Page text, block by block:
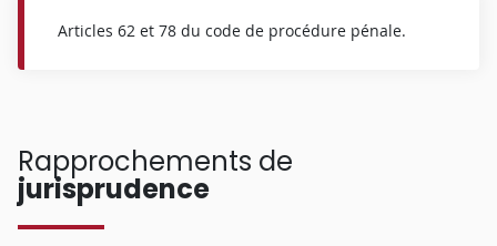
Articles 62 et 78 du code de procédure pénale.
Rapprochements de
jurisprudence